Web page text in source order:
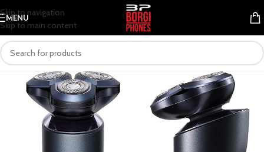
Skip to navigation
Skip to main content
MENU